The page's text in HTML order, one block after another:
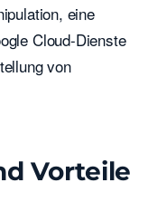
eine
Cloud-Dienste
von
Vorteile